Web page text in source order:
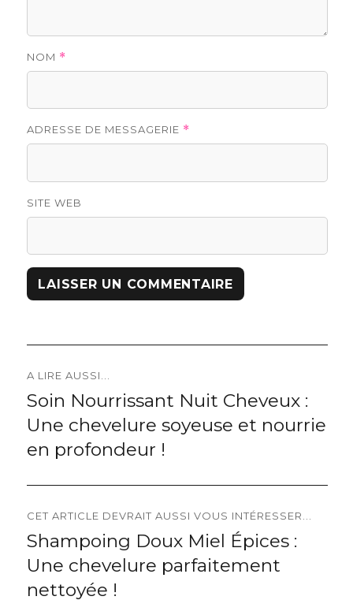
NOM *
ADRESSE DE MESSAGERIE *
SITE WEB
Navigation
de
l’article
A LIRE AUSSI...
Previous
post:
Soin Nourrissant Nuit Cheveux :
Une chevelure soyeuse et nourrie
en profondeur !
CET ARTICLE DEVRAIT AUSSI VOUS INTÉRESSER...
Next
post:
Shampoing Doux Miel Épices :
Une chevelure parfaitement
nettoyée !